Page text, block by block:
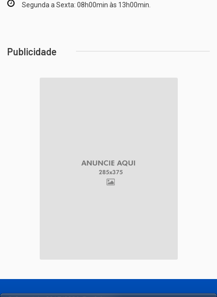
Segunda a Sexta: 08h00min às 13h00min.
Publicidade